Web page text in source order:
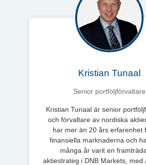
Kristian Tunaal
Senior portföljförvaltare
Kristian Tunaal är senior
och förvaltare av nordiska
har mer än 20 års erfarenhet
finansiella marknaderna och
många år varit en
aktiestrateg i DNB Markets, med